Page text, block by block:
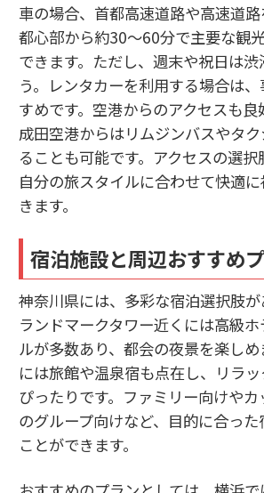
車の場合、首都高速道路や高速道路
都心部から約30〜60分で主要な観
できます。ただし、週末や祝日は
う。レンタカーを利用する場合は
すめです。空港からのアクセスも
成田空港からはリムジンバスやタ
ることも可能です。アクセスの選択
自分の旅スタイルに合わせて快適
きます。
宿泊施設と周辺おすすめ
神奈川県には、多彩な宿泊選択肢
ランドマークタワー近くには高級
ルが多数あり、都会の夜景を楽し
には旅館や温泉宿も点在し、リラ
ぴったりです。ファミリー向けや
のグループ向けなど、目的に合っ
ことができます。